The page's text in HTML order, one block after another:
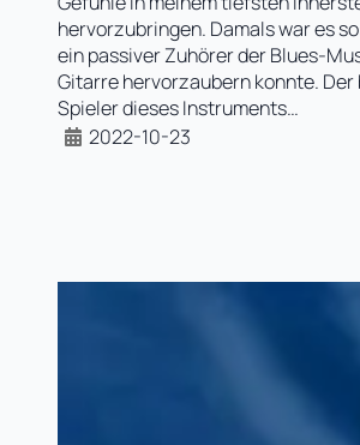
hervorzubringen. Damals war es
ein passiver Zuhörer der Blues-
Gitarre hervorzaubern konnte. Der
Spieler dieses Instruments…
2022-10-23